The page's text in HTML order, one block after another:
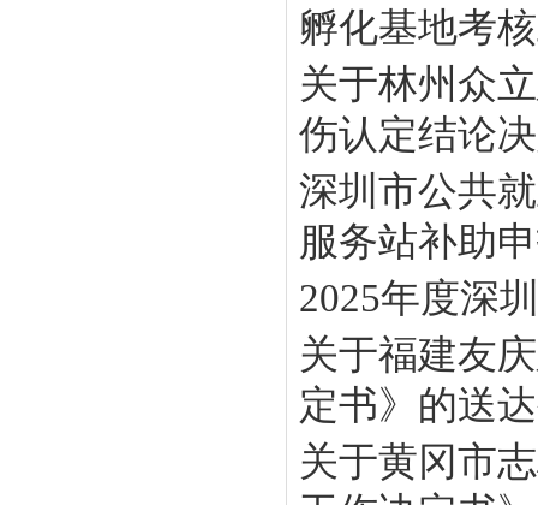
孵化基地考
关于林州众
伤认定结论
深圳市公共
服务站补助
2025年度深
关于福建友
定书》的送
关于黄冈市